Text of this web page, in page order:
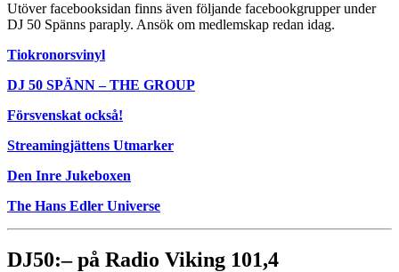
Utöver facebooksidan finns även följande facebookgrupper under
DJ 50 Spänns paraply. Ansök om medlemskap redan idag.
Tiokronorsvinyl
DJ 50 SPÄNN – THE GROUP
Försvenskat också!
Streamingjättens Utmarker
Den Inre Jukeboxen
The Hans Edler Universe
DJ50:– på Radio Viking 101,4